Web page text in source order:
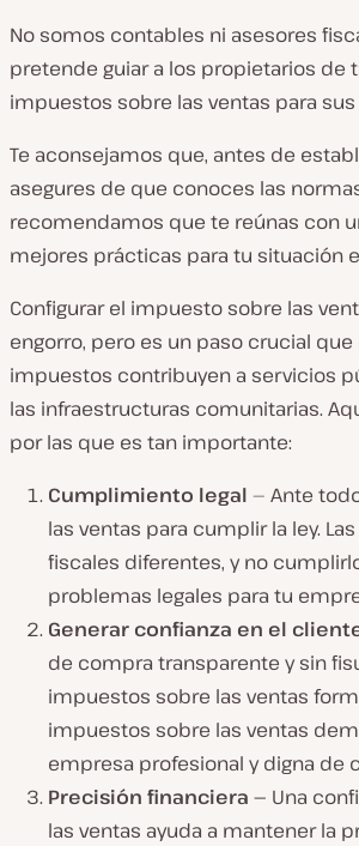
No somos contables ni asesores
pretende guiar a los propietarios de
impuestos sobre las ventas para
Te aconsejamos que, antes de
asegures de que conoces las
recomendamos que te reúnas con
mejores prácticas para tu situación
Configurar el impuesto sobre las
engorro, pero es un paso crucial
impuestos contribuyen a servicios
las infraestructuras comunitarias.
por las que es tan importante:
Cumplimiento legal — Ante
las ventas para cumplir la ley.
fiscales diferentes, y no
problemas legales para tu
Generar confianza en el
de compra transparente y sin
impuestos sobre las ventas
impuestos sobre las ventas
empresa profesional y digna de
Precisión financiera — Una
las ventas ayuda a mantener la